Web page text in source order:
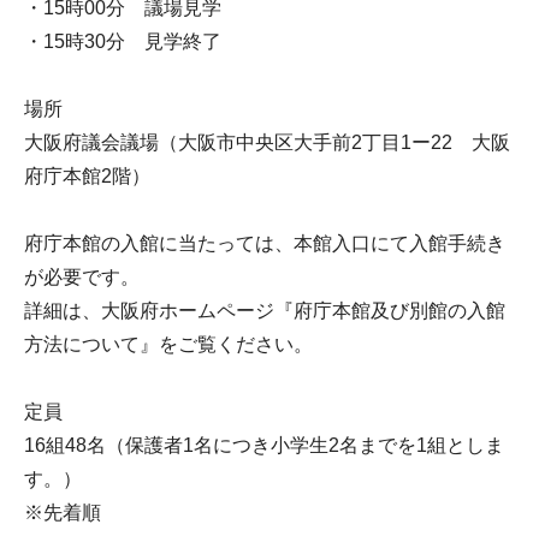
・15時00分 議場見学
・15時30分 見学終了
場所
大阪府議会議場（大阪市中央区大手前2丁目1ー22 大阪
府庁本館2階）
府庁本館の入館に当たっては、本館入口にて入館手続き
が必要です。
詳細は、大阪府ホームページ『府庁本館及び別館の入館
方法について』をご覧ください。
定員
16組48名（保護者1名につき小学生2名までを1組としま
す。）
※先着順